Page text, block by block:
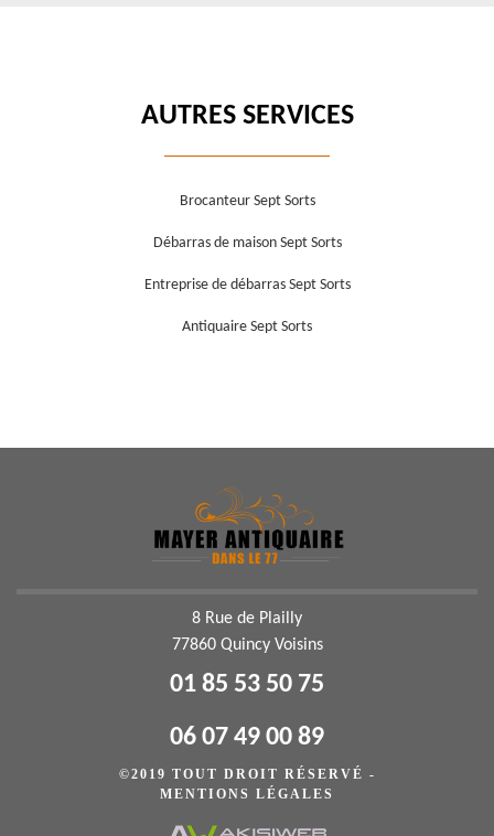
AUTRES SERVICES
Brocanteur Sept Sorts
Débarras de maison Sept Sorts
Entreprise de débarras Sept Sorts
Antiquaire Sept Sorts
8 Rue de Plailly
77860 Quincy Voisins
01 85 53 50 75
06 07 49 00 89
©2019 TOUT DROIT RÉSERVÉ -
MENTIONS LÉGALES